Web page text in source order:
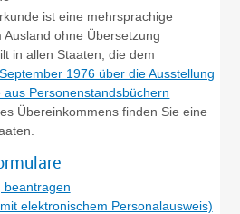
ist eine mehrsprachige
ohne Übersetzung
in allen Staaten, die dem
1976 über die Ausstellung
Personenstandsbüchern
Übereinkommens finden Sie eine
beantragen
elektronischem Personalausweis)